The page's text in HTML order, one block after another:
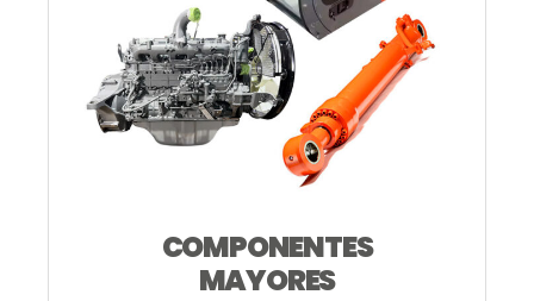
COMPONENTES
MAYORES